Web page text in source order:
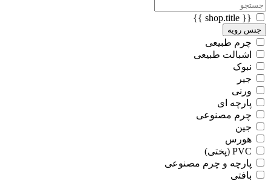
{{ shop.title }}
جنس رویه
چرم طبیعی
اشبالت طبیعی
نبوک
جیر
ورنی
پارچه ای
چرم مصنوعی
جین
هورس
PVC (پختی)
پارچه و چرم مصنوعی
بافتی